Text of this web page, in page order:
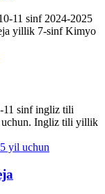
11 sinf 2024-2025
yillik 7-sinf Kimyo
11 sinf ingliz tili
uchun. Ingliz tili yillik